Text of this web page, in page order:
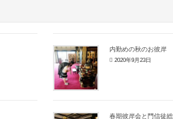
内勤めの秋のお彼岸
2020年9月23日
春期彼岸会と門信徒